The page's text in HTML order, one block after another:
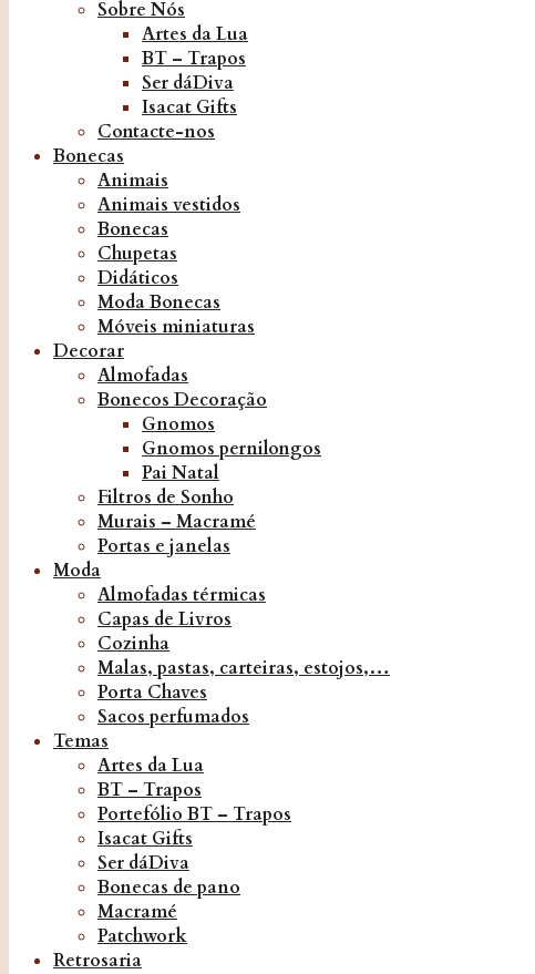
Sobre Nós
Artes da Lua
BT – Trapos
Ser dáDiva
Isacat Gifts
Contacte-nos
Bonecas
Animais
Animais vestidos
Bonecas
Chupetas
Didáticos
Moda Bonecas
Móveis miniaturas
Decorar
Almofadas
Bonecos Decoração
Gnomos
Gnomos pernilongos
Pai Natal
Filtros de Sonho
Murais – Macramé
Portas e janelas
Moda
Almofadas térmicas
Capas de Livros
Cozinha
Malas, pastas, carteiras, estojos,…
Porta Chaves
Sacos perfumados
Temas
Artes da Lua
BT – Trapos
Portefólio BT – Trapos
Isacat Gifts
Ser dáDiva
Bonecas de pano
Macramé
Patchwork
Retrosaria